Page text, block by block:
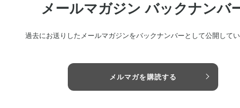
メールマガジン バックナンバ
過去にお送りしたメールマガジンをバックナンバーとして公開してい
メルマガを購読する